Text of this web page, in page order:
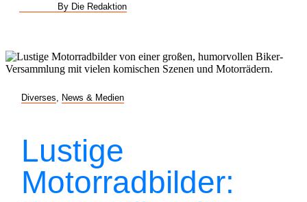
By Die Redaktion
Diverses News & Medien
Lustige
Motorradbilder: